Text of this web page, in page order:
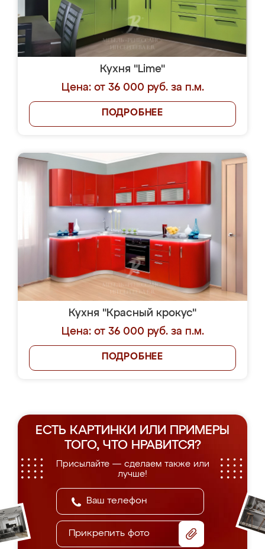
Кухня "Lime"
Цена: от 36 000 руб. за п.м.
ПОДРОБНЕЕ
Кухня "Красный крокус"
Цена: от 36 000 руб. за п.м.
ПОДРОБНЕЕ
ЕСТЬ КАРТИНКИ ИЛИ ПРИМЕРЫ
ТОГО, ЧТО НРАВИТСЯ?
Присылайте — сделаем также или
лучше!
Прикрепить фото